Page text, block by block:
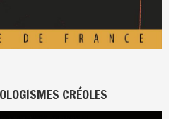
CRÉOLES